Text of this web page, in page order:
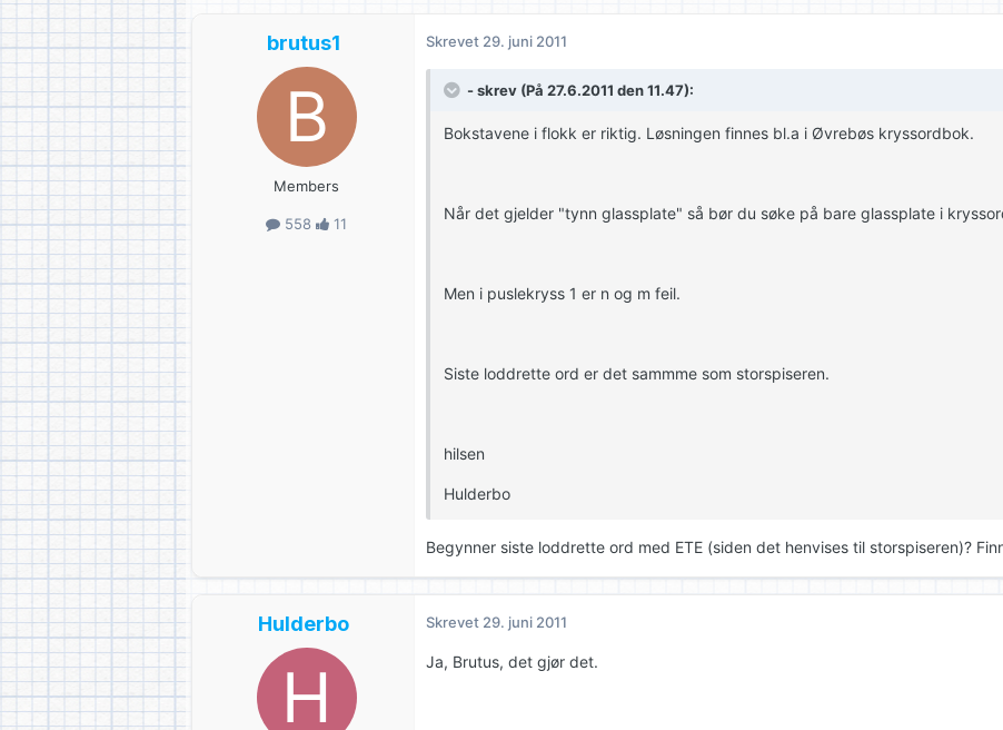
brutus1
Members
558 11
Skrevet 29. juni 2011
- skrev (På 27.6.2011 den 11.47):
Bokstavene i flokk er riktig. Løsningen finnes bl.a i Øvrebøs kryssordbok.
Når det gjelder "tynn glassplate" så bør du søke på bare glassplate i
Men i puslekryss 1 er n og m feil.
Siste loddrette ord er det sammme som storspiseren.
hilsen
Hulderbo
Begynner siste loddrette ord med ETE (siden det henvises til storspiseren)?
Hulderbo Skrevet 29. juni 2011
Ja, Brutus, det gjør det.